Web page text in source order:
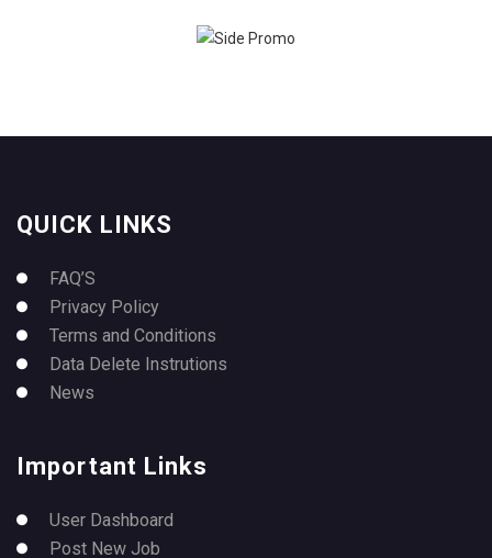
QUICK LINKS
FAQ’S
Privacy Policy
Terms and Conditions
Data Delete Instrutions
News
Important Links
User Dashboard
Post New Job